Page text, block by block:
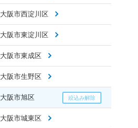
大阪市西淀川区
大阪市東淀川区
大阪市東成区
大阪市生野区
大阪市旭区
大阪市城東区